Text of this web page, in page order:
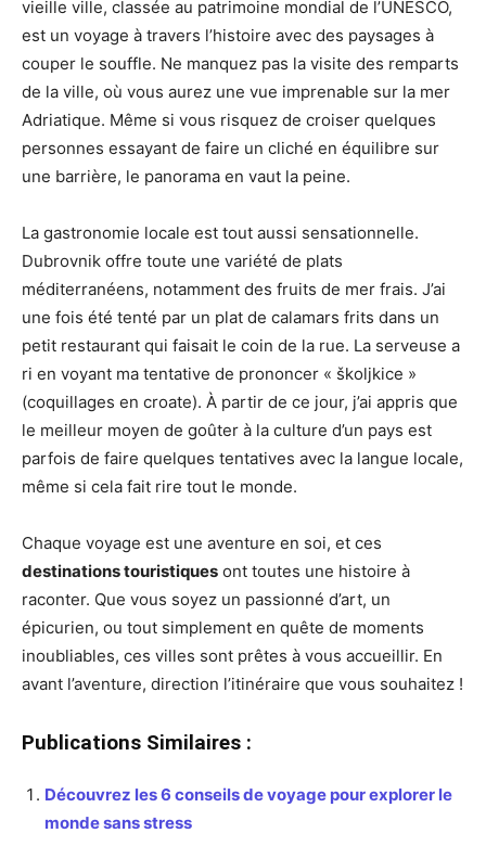
vieille ville, classée au patrimoine mondial de l’UNESCO,
est un voyage à travers l’histoire avec des paysages à
couper le souffle. Ne manquez pas la visite des remparts
de la ville, où vous aurez une vue imprenable sur la mer
Adriatique. Même si vous risquez de croiser quelques
personnes essayant de faire un cliché en équilibre sur
une barrière, le panorama en vaut la peine.
La gastronomie locale est tout aussi sensationnelle.
Dubrovnik offre toute une variété de plats
méditerranéens, notamment des fruits de mer frais. J’ai
une fois été tenté par un plat de calamars frits dans un
petit restaurant qui faisait le coin de la rue. La serveuse a
ri en voyant ma tentative de prononcer « školjkice »
(coquillages en croate). À partir de ce jour, j’ai appris que
le meilleur moyen de goûter à la culture d’un pays est
parfois de faire quelques tentatives avec la langue locale,
même si cela fait rire tout le monde.
Chaque voyage est une aventure en soi, et ces
destinations touristiques ont toutes une histoire à
raconter. Que vous soyez un passionné d’art, un
épicurien, ou tout simplement en quête de moments
inoubliables, ces villes sont prêtes à vous accueillir. En
avant l’aventure, direction l’itinéraire que vous souhaitez !
Publications Similaires :
Découvrez les 6 conseils de voyage pour explorer le
monde sans stress